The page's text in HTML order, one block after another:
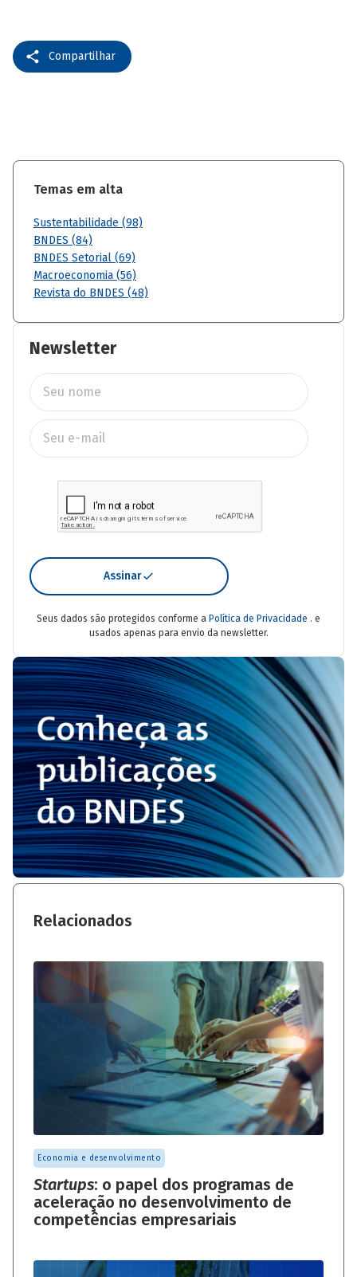
Compartilhar
Temas em alta
Sustentabilidade (98)
BNDES (84)
BNDES Setorial (69)
Macroeconomia (56)
Revista do BNDES (48)
Newsletter
Assinar
Seus dados são protegidos conforme a Política de Privacidade . e
usados apenas para envio da newsletter.
Relacionados
Economia e desenvolvimento
Startups: o papel dos programas de
aceleração no desenvolvimento de
competências empresariais